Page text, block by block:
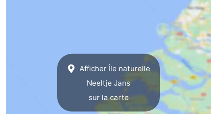
Afficher Île naturelle
Neeltje Jans
sur la carte